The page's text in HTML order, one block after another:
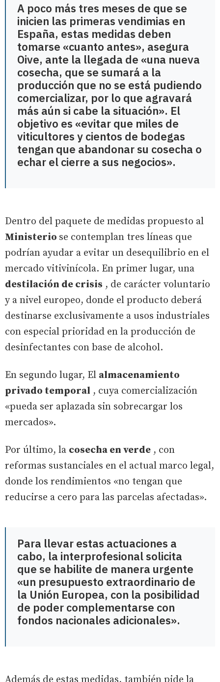
A poco más tres meses de que se
inicien las primeras vendimias en
España, estas medidas deben
tomarse «cuanto antes», asegura
Oive, ante la llegada de «una nueva
cosecha, que se sumará a la
producción que no se está pudiendo
comercializar, por lo que agravará
más aún si cabe la situación». El
objetivo es «evitar que miles de
viticultores y cientos de bodegas
tengan que abandonar su cosecha o
echar el cierre a sus negocios».
Dentro del paquete de medidas propuesto al
Ministerio se contemplan tres líneas que
podrían ayudar a evitar un desequilibrio en el
mercado vitivinícola. En primer lugar, una
destilación de crisis , de carácter voluntario
y a nivel europeo, donde el producto deberá
destinarse exclusivamente a usos industriales
con especial prioridad en la producción de
desinfectantes con base de alcohol.
En segundo lugar, El almacenamiento
privado temporal , cuya comercialización
«pueda ser aplazada sin sobrecargar los
mercados».
Por último, la cosecha en verde , con
reformas sustanciales en el actual marco legal,
donde los rendimientos «no tengan que
reducirse a cero para las parcelas afectadas».
Para llevar estas actuaciones a
cabo, la interprofesional solicita
que se habilite de manera urgente
«un presupuesto extraordinario de
la Unión Europea, con la posibilidad
de poder complementarse con
fondos nacionales adicionales».